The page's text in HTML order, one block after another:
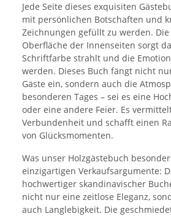
Jede Seite dieses exquisiten
mit persönlichen Botschaften und
Zeichnungen gefüllt zu werden.
Oberfläche der Innenseiten sorgt
Schriftfarbe strahlt und die
werden. Dieses Buch fängt nicht
Gäste ein, sondern auch die
besonderen Tages – sei es eine
oder eine andere Feier. Es
Verbundenheit und schafft einen
von Glücksmomenten.
Was unser Holzgästebuch
einzigartigen Verkaufsargumente:
hochwertiger skandinavischer
nicht nur eine zeitlose Eleganz,
auch Langlebigkeit. Die